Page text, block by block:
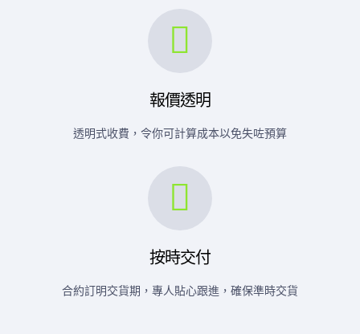
報價透明
透明式收費，令你可計算成本以免失咗預算
按時交付
合約訂明交貨期，專人貼心跟進，確保準時交貨